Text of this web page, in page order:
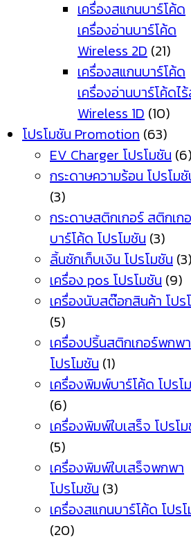
เครื่องสแกนบาร์โค้ด
เครื่องอ่านบาร์โค้ด
Wireless 2D (21)
เครื่องสแกนบาร์โค้ด
เครื่องอ่านบาร์โค้ดไ
Wireless 1D (10)
โปรโมชัน Promotion (63)
EV Charger โปรโมชัน (6)
กระดาษความร้อน โปรโม
(3)
กระดาษสติกเกอร์ สติกเก
บาร์โค้ด โปรโมชัน (3)
ลิ้นชักเก็บเงิน โปรโมชัน (3)
เครื่อง pos โปรโมชัน (9)
เครื่องนับสต๊อกสินค้า โปร
(5)
เครื่องปริ้นสติกเกอร์พกพา
โปรโมชัน (1)
เครื่องพิมพ์บาร์โค้ด โปรโ
(6)
เครื่องพิมพ์ใบเสร็จ โปรโ
(5)
เครื่องพิมพ์ใบเสร็จพกพา
โปรโมชัน (3)
เครื่องสแกนบาร์โค้ด โปร
(20)